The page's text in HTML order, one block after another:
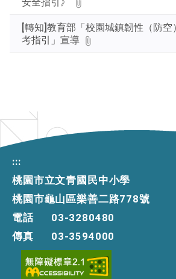
安全指引》
[轉知]教育部「校園城鎮韌性（防
考指引」宣導
:::
桃園市立文青國民中小學
桃園市龜山區樂善二路778號
電話
03-3280480
傳真
03-3594000